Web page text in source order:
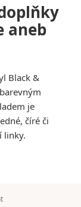
aneb
Black &
je
číré či
linky.
ve stylu